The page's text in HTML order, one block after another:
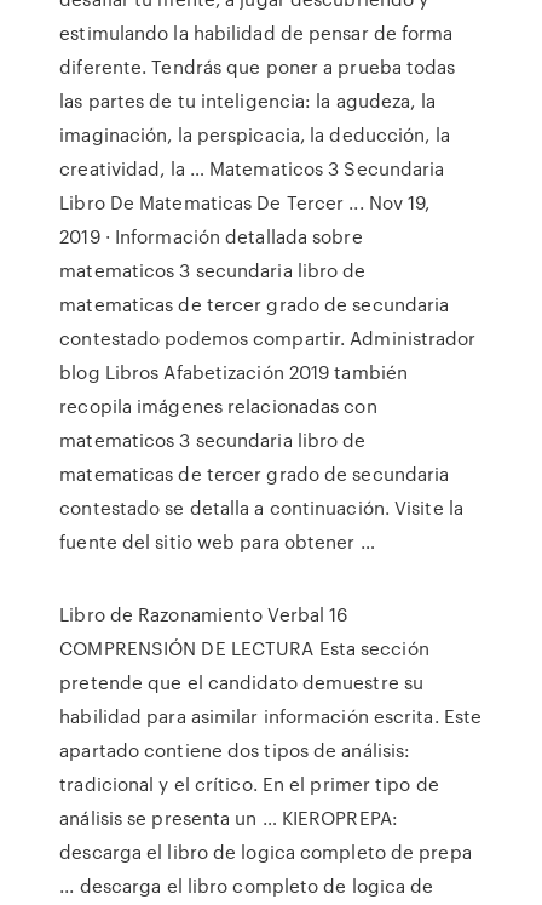
estimulando la habilidad de pensar de forma
diferente. Tendrás que poner a prueba todas
las partes de tu inteligencia: la agudeza, la
imaginación, la perspicacia, la deducción, la
creatividad, la … Matematicos 3 Secundaria
Libro De Matematicas De Tercer ... Nov 19,
2019 · Información detallada sobre
matematicos 3 secundaria libro de
matematicas de tercer grado de secundaria
contestado podemos compartir. Administrador
blog Libros Afabetización 2019 también
recopila imágenes relacionadas con
matematicos 3 secundaria libro de
matematicas de tercer grado de secundaria
contestado se detalla a continuación. Visite la
fuente del sitio web para obtener …
Libro de Razonamiento Verbal 16
COMPRENSIÓN DE LECTURA Esta sección
pretende que el candidato demuestre su
habilidad para asimilar información escrita. Este
apartado contiene dos tipos de análisis:
tradicional y el crítico. En el primer tipo de
análisis se presenta un … KIEROPREPA:
descarga el libro de logica completo de prepa
... descarga el libro completo de logica de